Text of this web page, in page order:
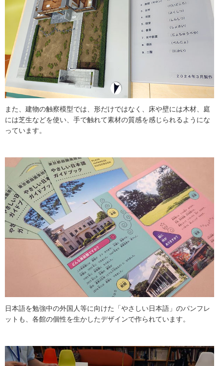
また、建物の触察模型では、形だけではなく、床や壁には木材、庭
には芝生などを使い、手で触れて素材の質感を感じられるようにな
っています。
日本語を勉強中の外国人等に向けた「やさしい日本語」のパンフレ
ットも、各館の個性を生かしたデザインで作られています。